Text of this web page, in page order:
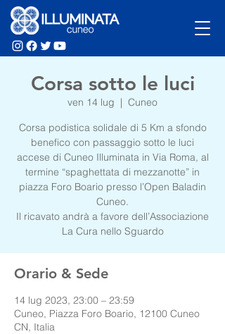
Corsa sotto le luci
ven 14 lug
  |
Cuneo
Corsa podistica solidale di 5 Km a sfondo
benefico con passaggio sotto le luci
accese di Cuneo Illuminata in Via Roma, al
termine “spaghettata di mezzanotte” in
piazza Foro Boario presso l’Open Baladin
Cuneo.
Il ricavato andrà a favore dell’Associazione
La Cura nello Sguardo
Orario & Sede
14 lug 2023, 23:00 – 23:59
Cuneo, Piazza Foro Boario, 12100 Cuneo
CN, Italia